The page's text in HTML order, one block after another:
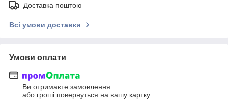
Доставка поштою
Всі умови доставки
Умови оплати
Ви отримаєте замовлення
або гроші повернуться на вашу картку